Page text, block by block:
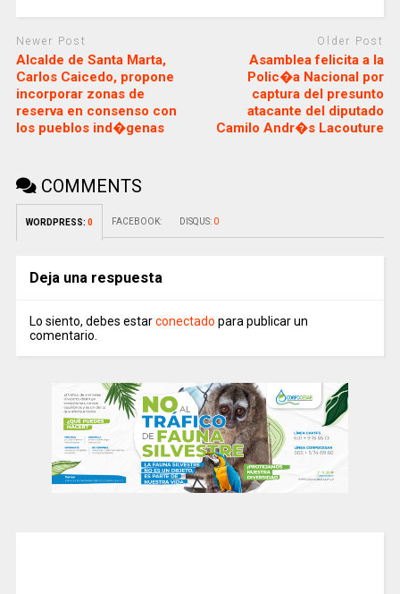
Newer Post
Alcalde de Santa Marta,
Carlos Caicedo, propone
incorporar zonas de
reserva en consenso con
los pueblos ind�genas
Older Post
Asamblea felicita a la
Polic�a Nacional por
captura del presunto
atacante del diputado
Camilo Andr�s Lacouture
COMMENTS
WORDPRESS: 0 FACEBOOK: DISQUS: 0
Deja una respuesta
Lo siento, debes estarconectado para publicar un
comentario.